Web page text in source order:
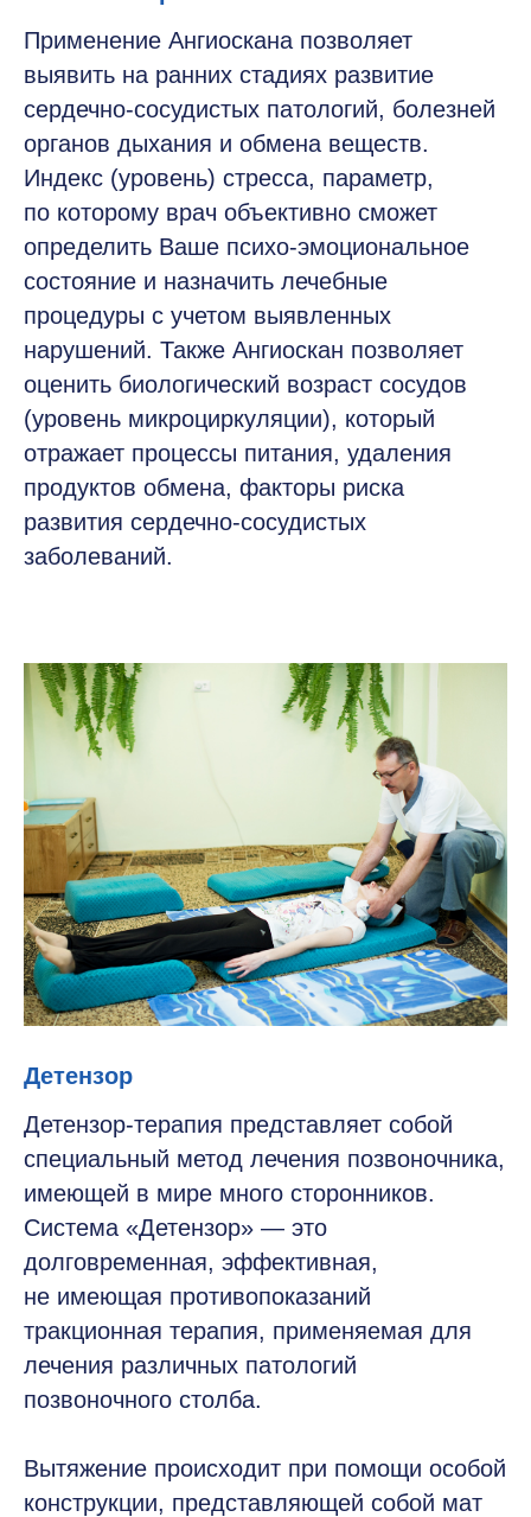
Применение Ангиоскана позволяет
выявить на ранних стадиях развитие
сердечно-сосудистых патологий, болезней
органов дыхания и обмена веществ.
Индекс (уровень) стресса, параметр,
по которому врач объективно сможет
определить Ваше психо-эмоциональное
состояние и назначить лечебные
процедуры с учетом выявленных
нарушений. Также Ангиоскан позволяет
оценить биологический возраст сосудов
(уровень микроциркуляции), который
отражает процессы питания, удаления
продуктов обмена, факторы риска
развития сердечно-сосудистых
заболеваний.
Детензор
Детензор-терапия представляет собой
специальный метод лечения позвоночника,
имеющей в мире много сторонников.
Система «Детензор» — это
долговременная, эффективная,
не имеющая противопоказаний
тракционная терапия, применяемая для
лечения различных патологий
позвоночного столба.
Вытяжение происходит при помощи особой
конструкции, представляющей собой мат